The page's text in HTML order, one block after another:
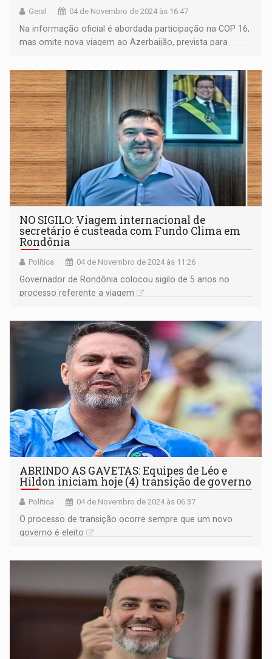
Geral 04 de Novembro de 2024 às 16:47
Na informação oficial é abordada participação na COP 16,
mas omite nova viagem ao Azerbaijão, prevista para
NO SIGILO: Viagem internacional de
secretário é custeada com Fundo Clima em
Rondônia
Política 04 de Novembro de 2024 às 11:26
Governador de Rondônia colocou sigilo de 5 anos no
processo referente a viagem
ABRINDO AS GAVETAS: Equipes de Léo e
Hildon iniciam hoje (4) transição de governo
Política 04 de Novembro de 2024 às 06:37
O processo de transição ocorre sempre que um novo
governo é eleito